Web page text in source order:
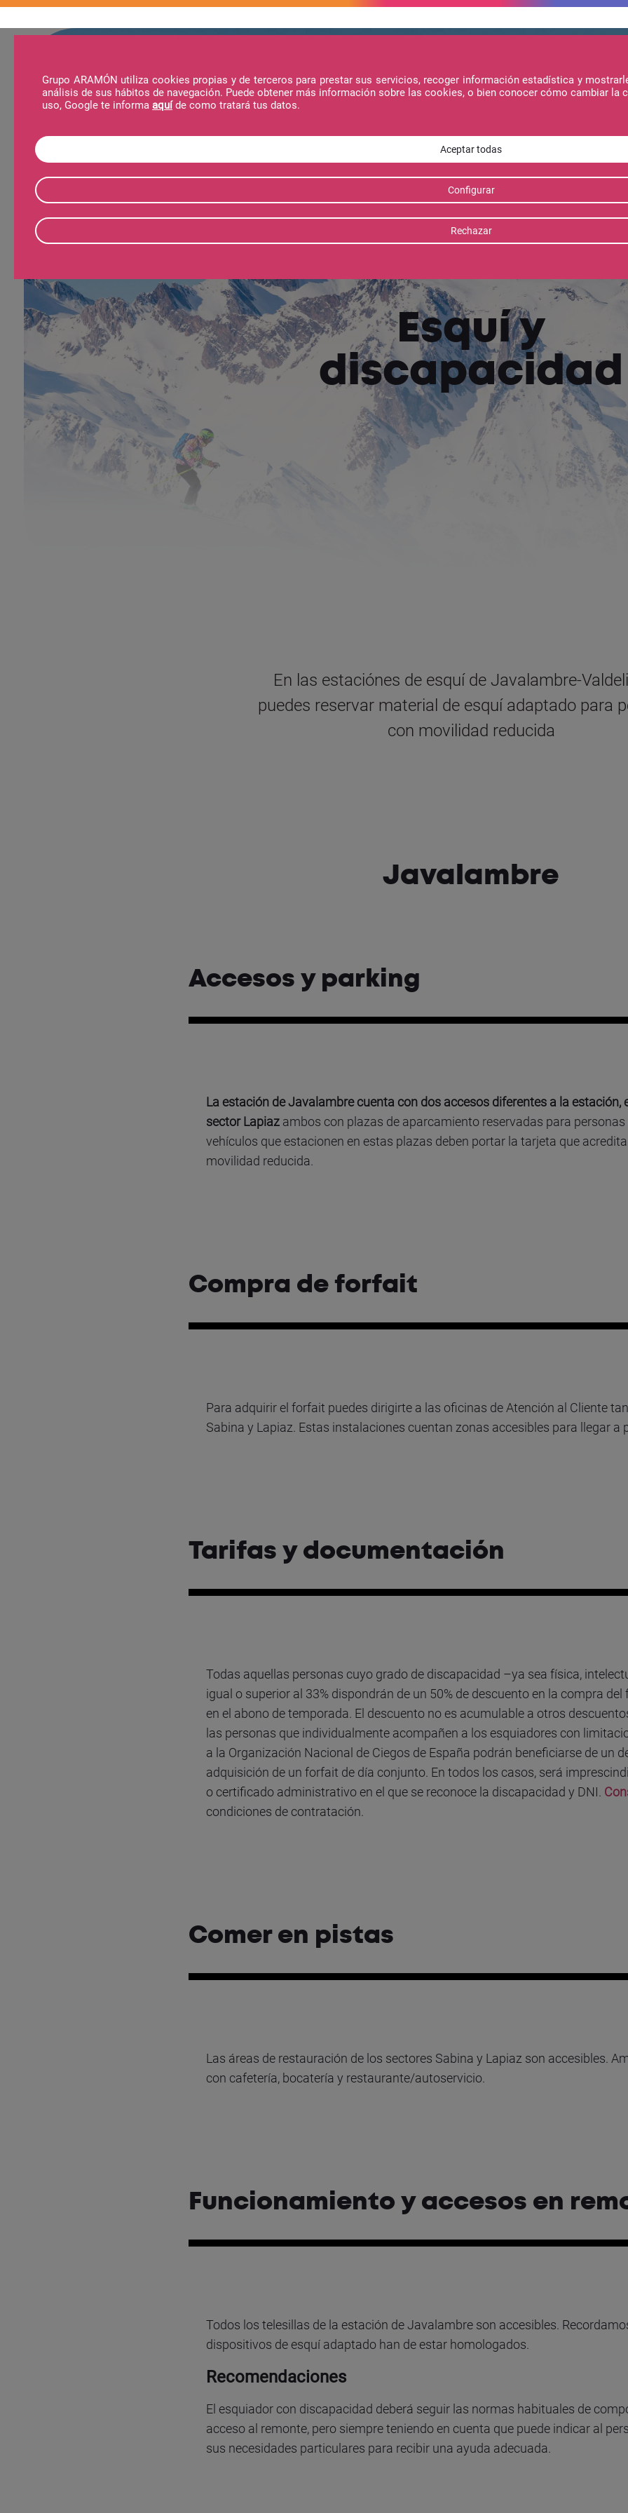
Grupo ARAMÓN utiliza cookies propias y de terceros para prestar sus servicios, recoger información estadística y
análisis de sus hábitos de navegación. Puede obtener más información sobre las cookies, o bien conocer cómo cambiar la
uso, Google te informa aquíde como tratará tus datos.
La Estación Servicios Actividades
Javalambre - Valdelinares
Esquí y
discapacidad
En las estaciónes de esquí de Javalambre-
puedes reservar material de esquí adaptado para
con movilidad reducida
Javalambre
Accesos y parking
La estación de Javalambre cuenta con dos accesos diferentes a la estación,
sector Lapiazambos con plazas de aparcamiento reservadas para
vehículos que estacionen en estas plazas deben portar la tarjeta que
movilidad reducida.
Compra de forfait
Para adquirir el forfait puedes dirigirte a las oficinas de Atención al Cliente
Sabina y Lapiaz. Estas instalaciones cuentan zonas accesibles para llegar a
Tarifas y documentación
Todas aquellas personas cuyo grado de discapacidad –ya sea física,
igual o superior al 33% dispondrán de un 50% de descuento en la compra
en el abono de temporada. El descuento no es acumulable a otros
las personas que individualmente acompañen a los esquiadores con
a la Organización Nacional de Ciegos de España podrán beneficiarse de un
adquisición de un forfait de día conjunto. En todos los casos, será
o certificado administrativo en el que se reconoce la discapacidad y DNI.
condiciones de contratación.
Comer en pistas
Las áreas de restauración de los sectores Sabina y Lapiaz son accesibles.
con cafetería, bocatería y restaurante/autoservicio.
Funcionamiento y accesos en
Todos los telesillas de la estación de Javalambre son accesibles.
dispositivos de esquí adaptado han de estar homologados.
Recomendaciones
El esquiador con discapacidad deberá seguir las normas habituales de
acceso al remonte, pero siempre teniendo en cuenta que puede indicar al
sus necesidades particulares para recibir una ayuda adecuada.